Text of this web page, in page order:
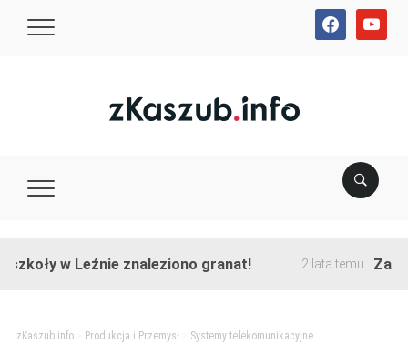
facebookyoutube
w Leźnie znaleziono granat! 2 lata temu
zKaszub.info> Produkcja i Przemysł Systemy telekomunikacyjne